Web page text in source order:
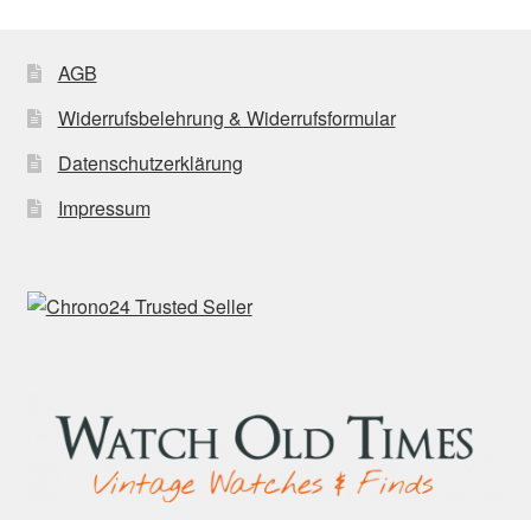
AGB
Widerrufsbelehrung & Widerrufsformular
Datenschutzerklärung
Impressum